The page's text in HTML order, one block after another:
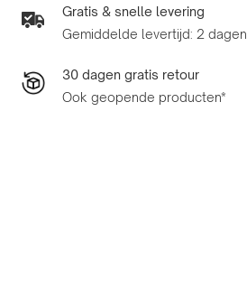
Gratis & snelle levering
Gemiddelde levertijd: 2 dagen
30 dagen gratis retour
Ook geopende producten*